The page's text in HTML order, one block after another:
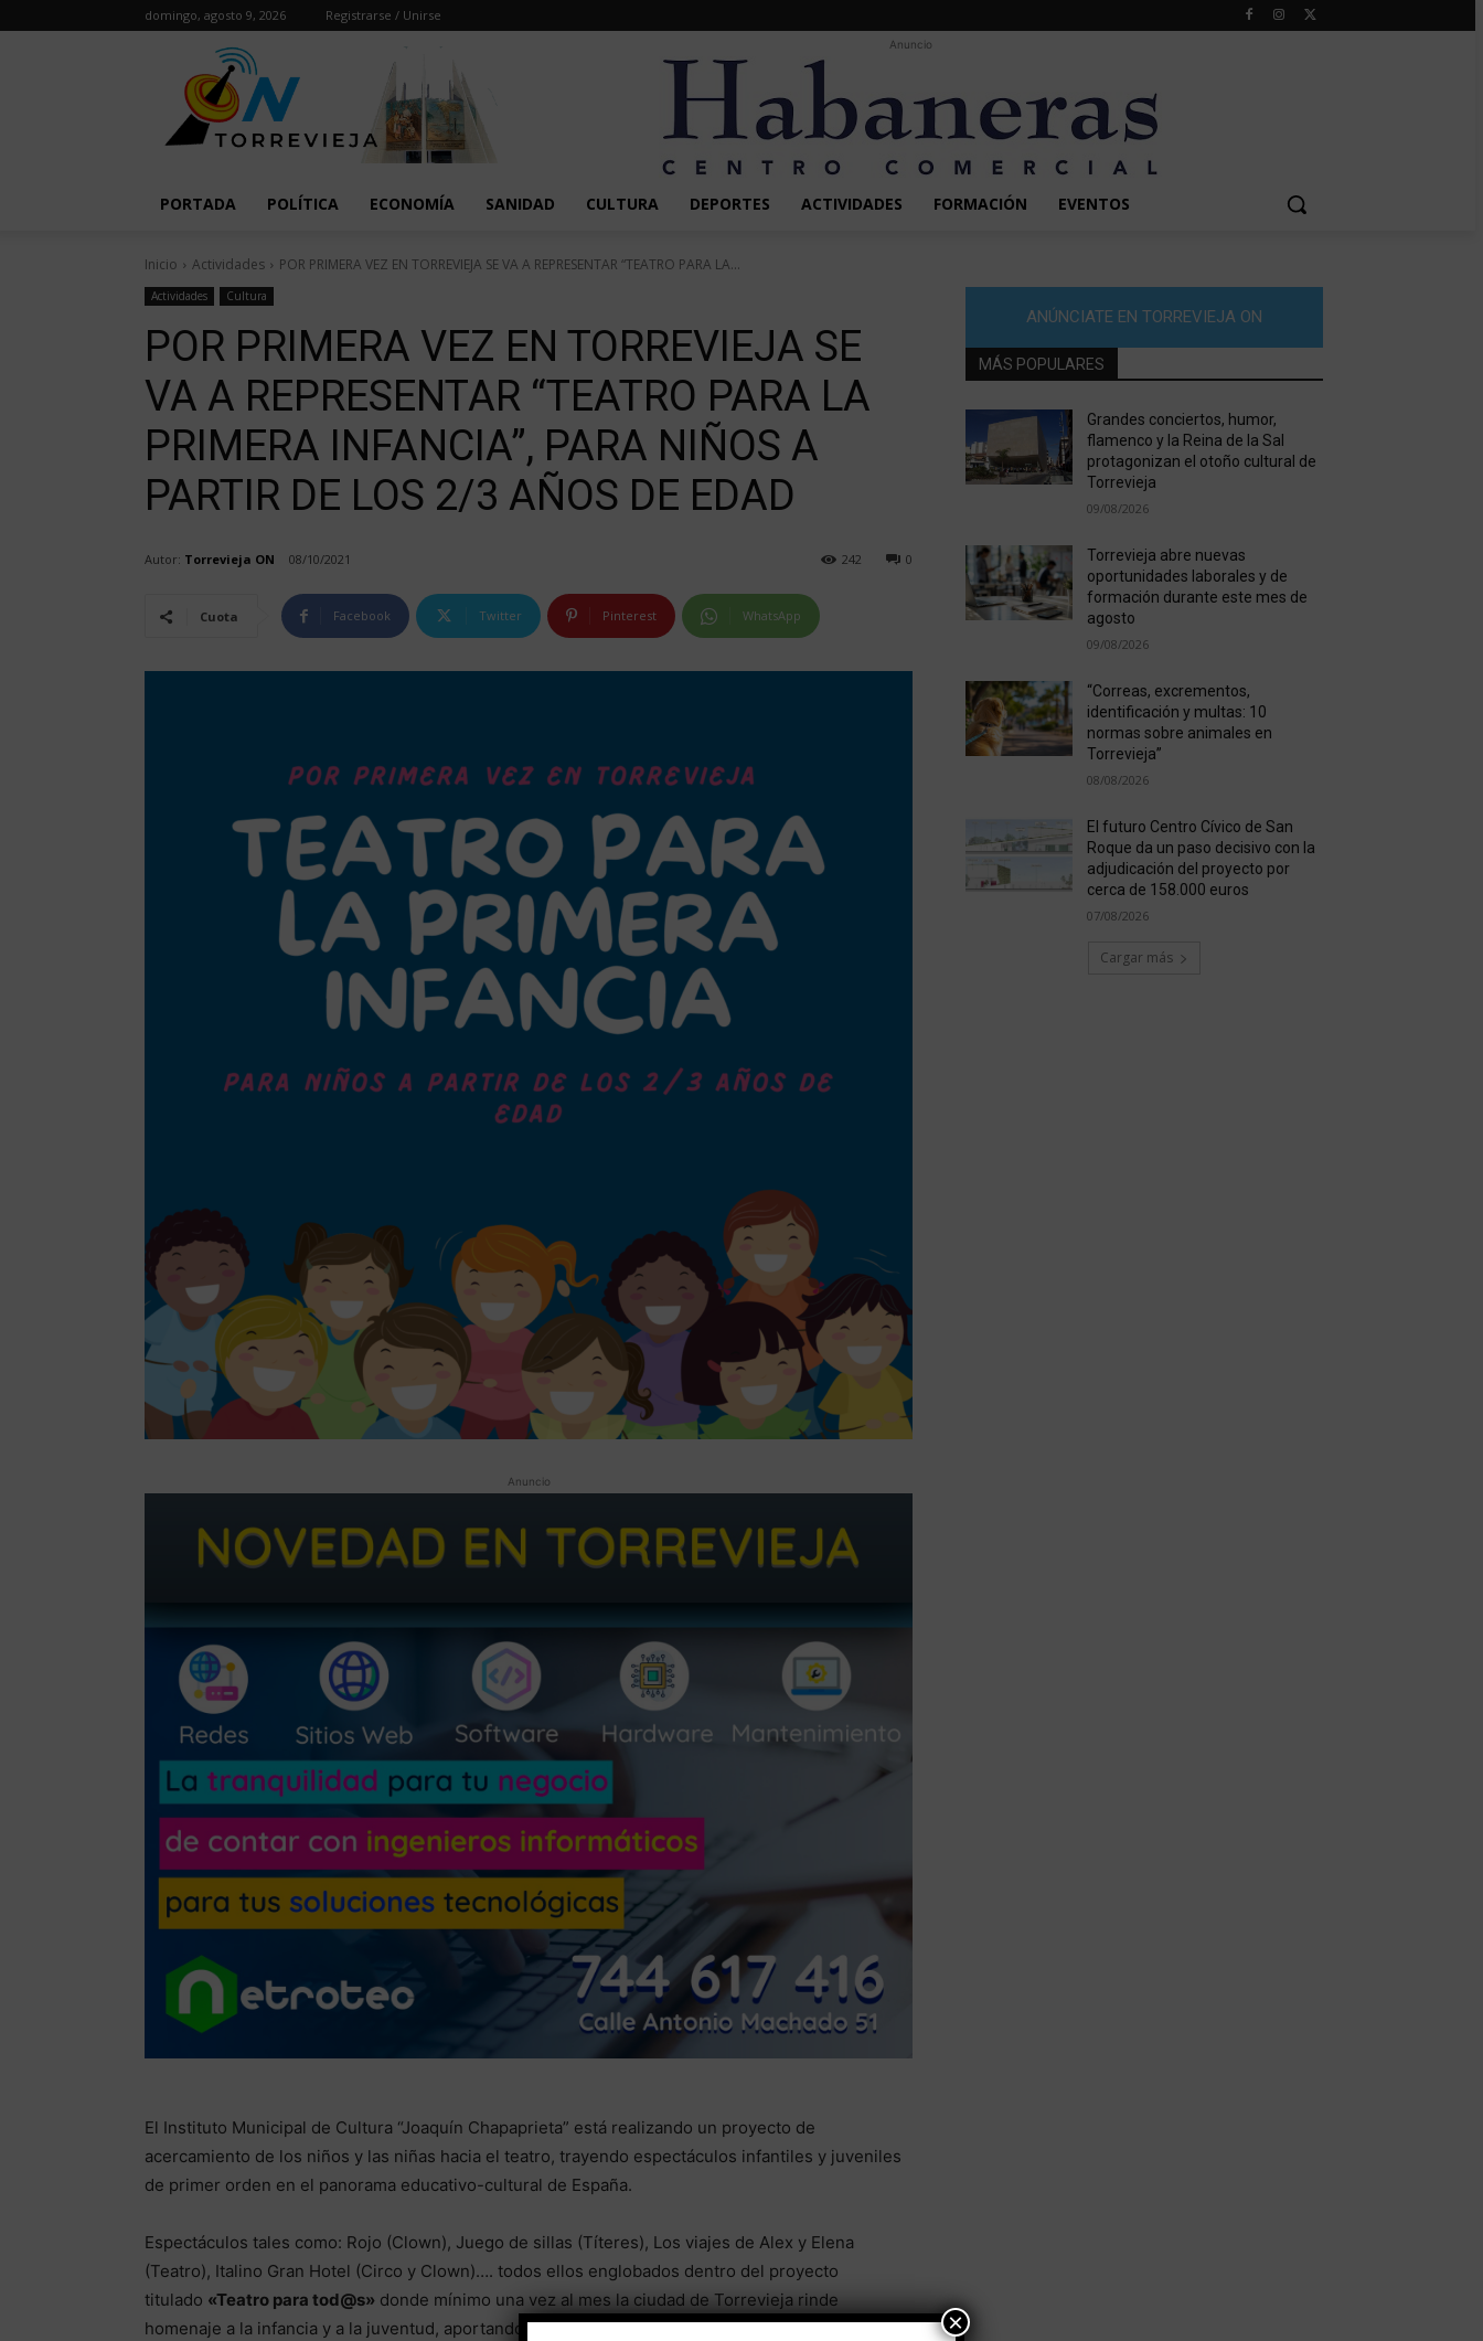
domingo, agosto 9, 2026 Registrarse / Unirse
Anuncio
PORTADA POLÍTICA ECONOMÍA SANIDAD CULTURA DEPORTES ACTIVIDADES FORMACIÓN EVENTOS
Inicio Actividades POR PRIMERA VEZ EN TORREVIEJA SE VA A REPRESENTAR “TEATRO PARA LA...
Actividades Cultura
POR PRIMERA VEZ EN TORREVIEJA SE
VA A REPRESENTAR “TEATRO PARA LA
PRIMERA INFANCIA”, PARA NIÑOS A
PARTIR DE LOS 2/3 AÑOS DE EDAD
Autor: Torrevieja ON 08/10/2021 0
242
Cuota Facebook Twitter Pinterest WhatsApp
Anuncio
El Instituto Municipal de Cultura “Joaquín Chapaprieta” está realizando un proyecto de
acercamiento de los niños y las niñas hacia el teatro, trayendo espectáculos infantiles y juveniles
de primer orden en el panorama educativo-cultural de España.
Espectáculos tales como: Rojo (Clown), Juego de sillas (Títeres), Los viajes de Alex y Elena
(Teatro), Italino Gran Hotel (Circo y Clown)…. todos ellos englobados dentro del proyecto
titulado «Teatro para tod@s»donde mínimo una vez al mes la ciudad de Torrevieja rinde
homenaje a la infancia y a la juventud, aportando un espectáculo para ellos a precios
ANÚNCIATE EN TORREVIEJA ON
MÁS POPULARES
Grandes conciertos, humor,
flamenco y la Reina de la Sal
protagonizan el otoño cultural de
Torrevieja
09/08/2026
Torrevieja abre nuevas
oportunidades laborales y de
formación durante este mes de
agosto
09/08/2026
“Correas, excrementos,
identificación y multas: 10
normas sobre animales en
Torrevieja”
08/08/2026
El futuro Centro Cívico de San
Roque da un paso decisivo con la
adjudicación del proyecto por
cerca de 158.000 euros
07/08/2026
Cargar más
×